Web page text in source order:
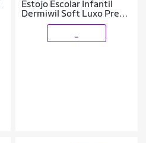
Estojo Escolar Infantil
Dermiwil Soft Luxo Preto
- 11946